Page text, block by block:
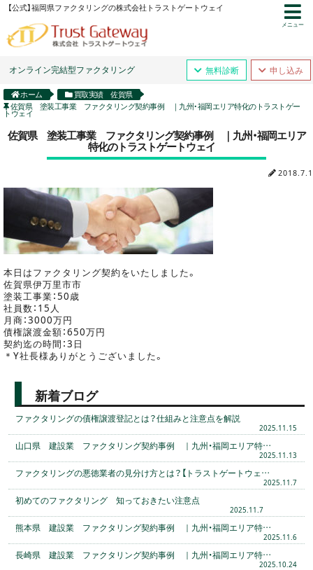
【公式】福岡県ファクタリングの株式会社トラストゲートウェイ
オンライン完結型ファクタリング 無料診断 申し込み
メニュー
ホーム
買取実績 佐賀県
佐賀県 塗装工事業 ファクタリング契約事例 ｜九州・福岡エリア特化のトラストゲー
トウェイ
佐賀県 塗装工事業 ファクタリング契約事例 ｜九州・福岡エリア
特化のトラストゲートウェイ
2018.7.1
本日はファクタリング契約をいたしました。
佐賀県伊万里市市
塗装工事業：50歳
社員数：15人
月商：3000万円
債権譲渡金額：650万円
契約迄の時間：3日
＊Y社長様ありがとうございました。
新着ブログ
ファクタリングの債権譲渡登記とは？仕組みと注意点を解説
2025.11.15
山口県 建設業 ファクタリング契約事例 ｜九州・福岡エリア特…
2025.11.13
ファクタリングの悪徳業者の見分け方とは？【トラストゲートウェ…
2025.11.7
初めてのファクタリング 知っておきたい注意点
2025.11.7
熊本県 建設業 ファクタリング契約事例 ｜九州・福岡エリア特…
2025.11.6
長崎県 建設業 ファクタリング契約事例 ｜九州・福岡エリア特…
2025.10.24